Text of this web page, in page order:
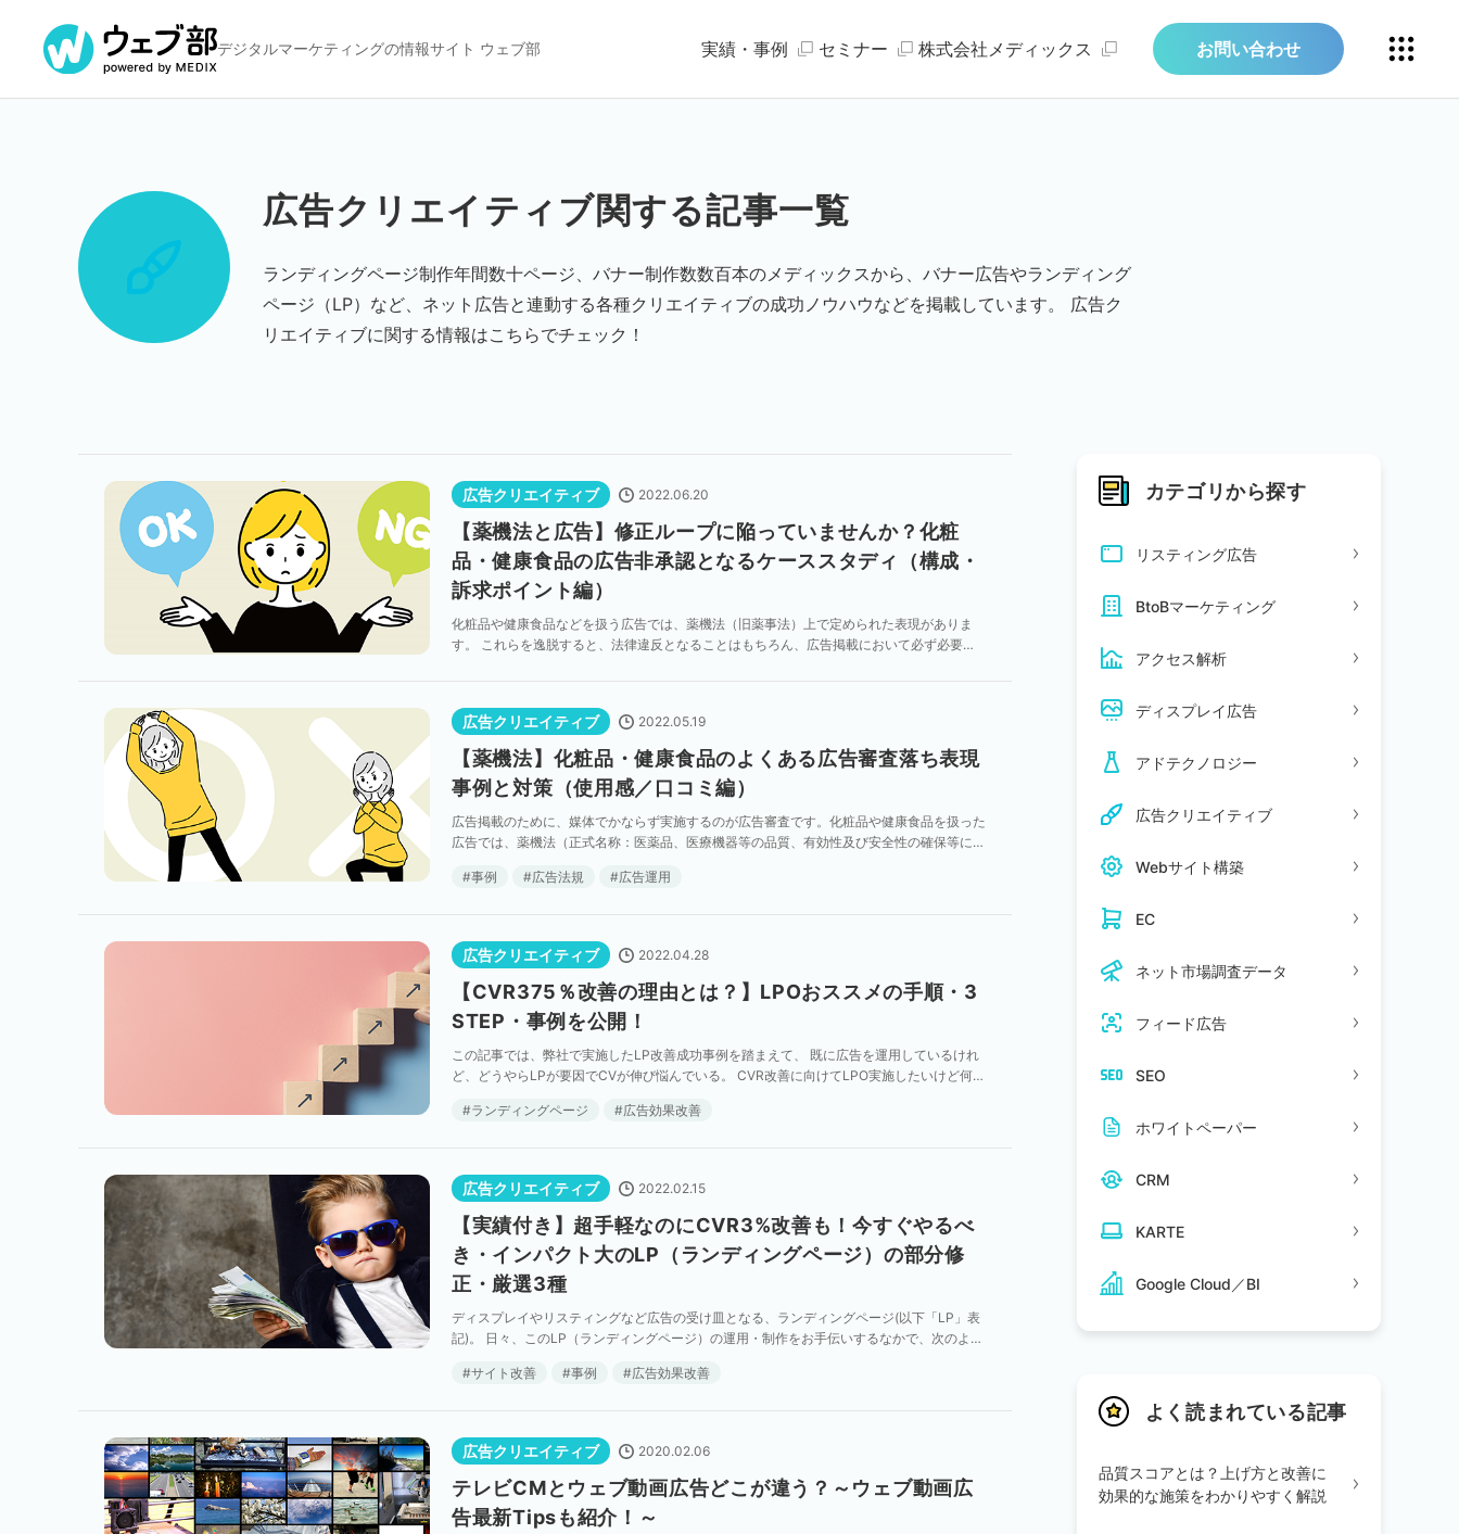
デジタルマーケティングの情報サイト ウェブ部 実績・事例 セミナー 株式会社メディックス お問い合わせ
広告クリエイティブ関する記事一覧
ランディングページ制作年間数十ページ、バナー制作数数百本のメディックスから、バナー広告やランディング
ページ（LP）など、ネット広告と連動する各種クリエイティブの成功ノウハウなどを掲載しています。 広告ク
リエイティブに関する情報はこちらでチェック！
広告クリエイティブ 2022.06.20
【薬機法と広告】修正ループに陥っていませんか？化粧
品・健康食品の広告非承認となるケーススタディ（構成・
訴求ポイント編）
化粧品や健康食品などを扱う広告では、薬機法（旧薬事法）上で定められた表現がありま
す。 これらを逸脱すると、法律違反となることはもちろん、広告掲載において必ず必要と
広告クリエイティブ 2022.05.19
【薬機法】化粧品・健康食品のよくある広告審査落ち表現
事例と対策（使用感／口コミ編）
広告掲載のために、媒体でかならず実施するのが広告審査です。化粧品や健康食品を扱った
広告では、薬機法（正式名称：医薬品、医療機器等の品質、有効性及び安全性の確保等に関
事例
広告法規 広告運用
広告クリエイティブ 2022.04.28
【CVR375％改善の理由とは？】LPOおススメの手順・3
STEP・事例を公開！
この記事では、弊社で実施したLP改善成功事例を踏まえて、 既に広告を運用しているけれ
ど、どうやらLPが要因でCVが伸び悩んでいる。 CVR改善に向けてLPO実施したいけど何か
ランディングページ
広告効果改善
広告クリエイティブ 2022.02.15
【実績付き】超手軽なのにCVR3%改善も！今すぐやるべ
き・インパクト大のLP（ランディングページ）の部分修
正・厳選3種
ディスプレイやリスティングなど広告の受け皿となる、ランディングページ(以下「LP」表
記)。 日々、このLP（ランディングページ）の運用・制作をお手伝いするなかで、次のよう
サイト改善
事例 広告効果改善
広告クリエイティブ 2020.02.06
テレビCMとウェブ動画広告どこが違う？～ウェブ動画広
告最新Tipsも紹介！～
カテゴリから探す
リスティング広告
BtoBマーケティング
アクセス解析
ディスプレイ広告
アドテクノロジー
広告クリエイティブ
Webサイト構築
EC
ネット市場調査データ
フィード広告
SEO
ホワイトペーパー
CRM
KARTE
Google Cloud／BI
よく読まれている記事
品質スコアとは？上げ方と改善に
効果的な施策をわかりやすく解説